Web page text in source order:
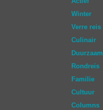
Winter
Verre reis
Culinair
Duurzaam
Rondreis
Familie
Cultuur
Columns